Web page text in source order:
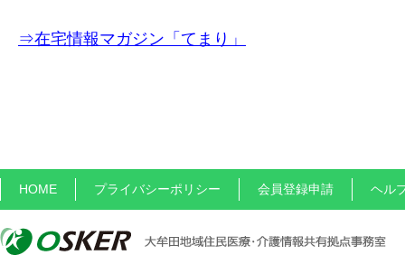
⇒在宅情報マガジン「てまり」
HOME プライバシーポリシー 会員登録申請 ヘル